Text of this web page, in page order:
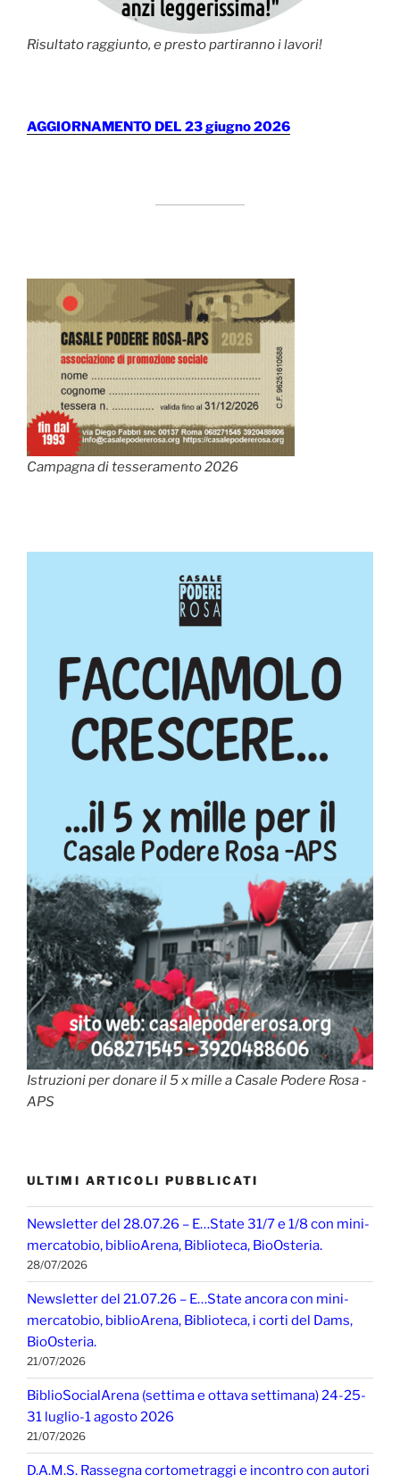
Risultato raggiunto, e presto partiranno i lavori!
AGGIORNAMENTO DEL 23 giugno 2026
Campagna di tesseramento 2026
Istruzioni per donare il 5 x mille a Casale Podere Rosa -
APS
ULTIMI ARTICOLI PUBBLICATI
Newsletter del 28.07.26 – E…State 31/7 e 1/8 con mini-
mercatobio, biblioArena, Biblioteca, BioOsteria.
28/07/2026
Newsletter del 21.07.26 – E…State ancora con mini-
mercatobio, biblioArena, Biblioteca, i corti del Dams,
BioOsteria.
21/07/2026
BiblioSocialArena (settima e ottava settimana) 24-25-
31 luglio-1 agosto 2026
21/07/2026
D.A.M.S. Rassegna cortometraggi e incontro con autori